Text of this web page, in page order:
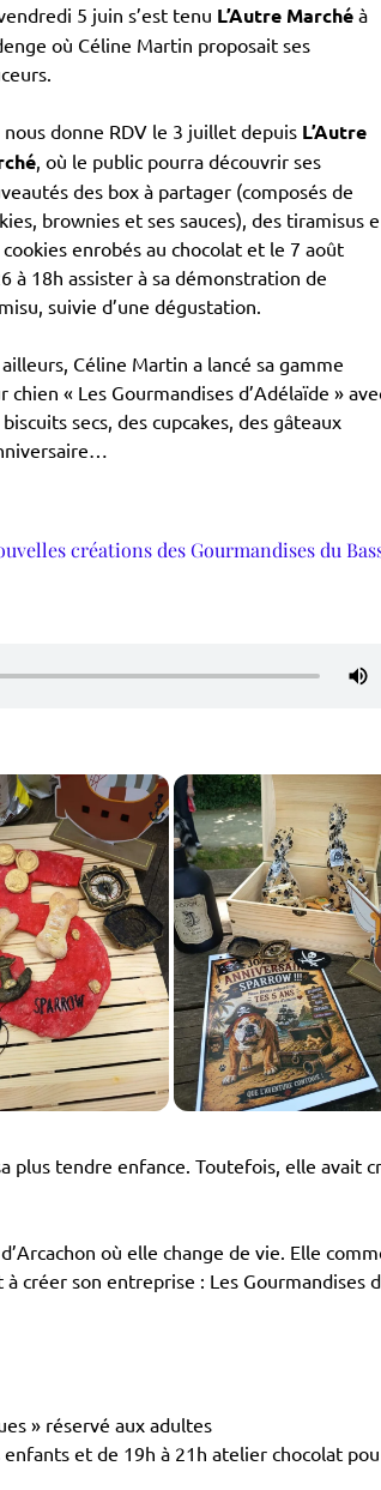
5 juin s’est tenu L’Autre Marchéà
où Céline Martin proposait ses
nous donne RDV le 3 juillet depuis L’Autre
, où le public pourra découvrir ses
des box à partager (composés de
brownies et ses sauces), des tiramisus
cookies enrobés au chocolat et le 7 août
à 18h assister à sa démonstration de
suivie d’une dégustation.
Céline Martin a lancé sa gamme
chien « Les Gourmandises d’Adélaïde »
secs, des cupcakes, des gâteaux
créations des Gourmandises du
plus tendre enfance. Toutefois, elle avait
où elle change de vie. Elle
créer son entreprise : Les Gourmandises
» réservé aux adultes
et de 19h à 21h atelier chocolat